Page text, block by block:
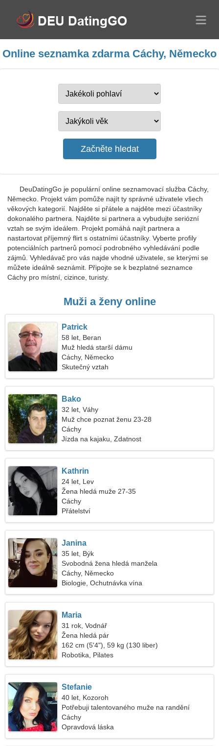
Online seznamka zdarma Cáchy, Německo
DeuDatingGo je populární online seznamovací služba Cáchy,
Německo. Projekt vám pomůže najít ty správné uživatele všech
věkových kategorií. Najděte si přátele a najděte mezi účastníky
dokonalého partnera. Najděte si partnera a vybudujte seriózní
vztah se svým ideálem. Projekt pomáhá najít partnera a
nastartovat příjemný flirt s ostatními účastníky. Vyberte profily
potenciálních partnerů pomocí podrobného vyhledávání podle
zájmů. Vyhledávač pro vás najde vhodné uživatele, se kterými se
můžete ideálně seznámit. Připojte se k bezplatné seznamce
Cáchy pro místní, cizince, turisty.
Muži a ženy online
Patrick
58 let, Beran
Muž hledá starší dámu
Cáchy, Německo
Skutečný vztah
Bako
32 let, Váhy
Muž chce poznat ženu 23-28
Cáchy
Jízda na kajaku, Zdatnost
Kathrin
24 let, Lev
Žena hledá muže 27-35
Cáchy
Přátelství
Janina
35 let, Býk
Svobodná žena hledá manžela
Cáchy, Německo
Biologie, Ochutnávka vína
Maria
31 rok, Vodnář
Žena hledá pár
162 cm (5'4"), 59 kg (130 liber)
Robotika, Pilates
Stefanie
40 let, Kozoroh
Potřebuji talentovaného muže na randění
Cáchy
Opravdová láska